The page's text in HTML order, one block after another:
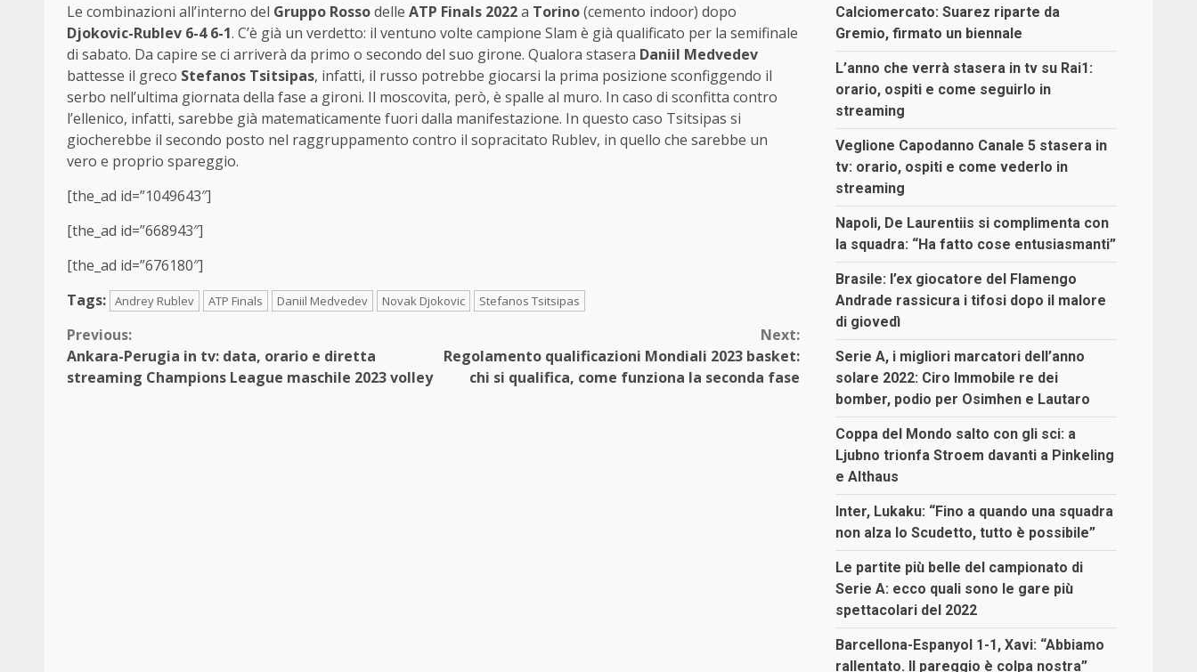
Le combinazioni all’interno del Gruppo Rossodelle ATP Finals 2022a Torino(cemento indoor) dopo
Djokovic-Rublev 6-4 6-1. C’è già un verdetto: il ventuno volte campione Slam è già qualificato per la semifinale
di sabato. Da capire se ci arriverà da primo o secondo del suo girone. Qualora stasera Daniil Medvedev
battesse il greco Stefanos Tsitsipas, infatti, il russo potrebbe giocarsi la prima posizione sconfiggendo il
serbo nell’ultima giornata della fase a gironi. Il moscovita, però, è spalle al muro. In caso di sconfitta contro
l’ellenico, infatti, sarebbe già matematicamente fuori dalla manifestazione. In questo caso Tsitsipas si
giocherebbe il secondo posto nel raggruppamento contro il sopracitato Rublev, in quello che sarebbe un
vero e proprio spareggio.
[the_ad id=”1049643″]
[the_ad id=”668943″]
[the_ad id=”676180″]
Tags: Andrey Rublev ATP Finals Daniil Medvedev Novak Djokovic Stefanos Tsitsipas
Continue
Reading
Previous:
Ankara-Perugia in tv: data, orario e diretta
streaming Champions League maschile 2023 volley
Next:
Regolamento qualificazioni Mondiali 2023 basket:
chi si qualifica, come funziona la seconda fase
Calciomercato: Suarez riparte da
Gremio, firmato un biennale
L’anno che verrà stasera in tv su Rai1:
orario, ospiti e come seguirlo in
streaming
Veglione Capodanno Canale 5 stasera in
tv: orario, ospiti e come vederlo in
streaming
Napoli, De Laurentiis si complimenta con
la squadra: “Ha fatto cose entusiasmanti”
Brasile: l’ex giocatore del Flamengo
Andrade rassicura i tifosi dopo il malore
di giovedì
Serie A, i migliori marcatori dell’anno
solare 2022: Ciro Immobile re dei
bomber, podio per Osimhen e Lautaro
Coppa del Mondo salto con gli sci: a
Ljubno trionfa Stroem davanti a Pinkeling
e Althaus
Inter, Lukaku: “Fino a quando una squadra
non alza lo Scudetto, tutto è possibile”
Le partite più belle del campionato di
Serie A: ecco quali sono le gare più
spettacolari del 2022
Barcellona-Espanyol 1-1, Xavi: “Abbiamo
rallentato. Il pareggio è colpa nostra”